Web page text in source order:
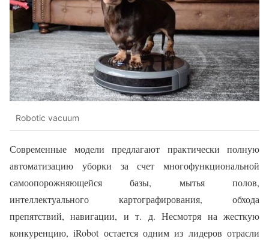
Robotic vacuum
Современные модели предлагают практически полную
автоматизацию уборки за счет многофункциональной
самоопорожняющейся базы, мытья полов,
интеллектуального картографирования, обхода
препятствий, навигации, и т. д. Несмотря на жесткую
конкуренцию, iRobot остается одним из лидеров отрасли